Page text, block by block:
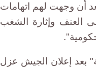
أن وجهت لهم اتهامات
العنف وإثارة الشغب
بعد إعلان الجيش عزل